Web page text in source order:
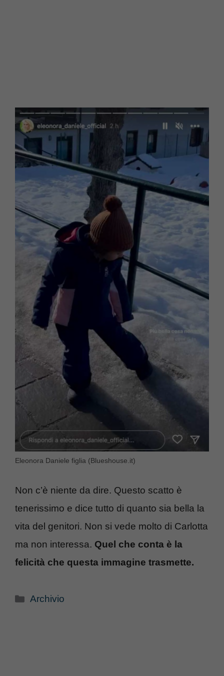
Eleonora Daniele figlia (Blueshouse.it)
Non c’è niente da dire. Questo scatto è
tenerissimo e dice tutto di quanto sia bella la
vita del genitori. Non si vede molto di Carlotta
ma non interessa. Quel che conta è la
felicità che questa immagine trasmette.
Categorie
Archivio